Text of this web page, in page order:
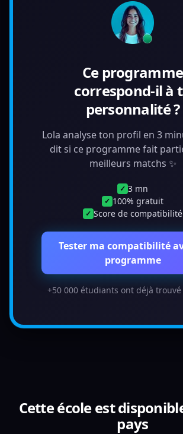
Ce programme
correspond-il à
personnalité ?
Lola analyse ton profil en 3
dit si ce programme fait
meilleurs matchs ✨
✓ 3 mn
✓ 100% gratuit
✓ Score de compatibilité
Tester ma compatibilité
programme
+50 000 étudiants ont déjà
Cette école est
pays